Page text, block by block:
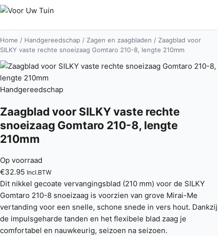
Home / Handgereedschap / Zagen en zaagbladen / Zaagblad voor
SILKY vaste rechte snoeizaag Gomtaro 210-8, lengte 210mm
Handgereedschap
Zaagblad voor SILKY vaste rechte
snoeizaag Gomtaro 210-8, lengte
210mm
Op voorraad
€32.95 Incl.BTW
Dit nikkel gecoate vervangingsblad (210 mm) voor de SILKY
Gomtaro 210-8 snoeizaag is voorzien van grove Mirai-Me
vertanding voor een snelle, schone snede in vers hout. Dankzij
de impulsgeharde tanden en het flexibele blad zaag je
comfortabel en nauwkeurig, seizoen na seizoen.